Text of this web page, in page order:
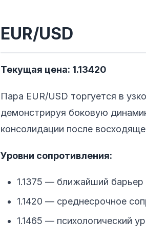
EUR/USD
Текущая цена: 1.13420
Пара EUR/USD торгуется в
демонстрируя боковую
консолидации после
Уровни сопротивления:
1.1375 — ближайший барьер
1.1420 — среднесрочное
1.1465 — психологический